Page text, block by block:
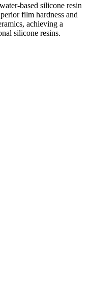
based silicone resin
film hardness and
achieving a
silicone resins.